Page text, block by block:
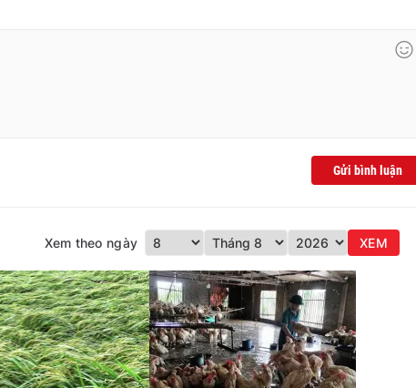
Gửi bình luận
Xem theo ngày XEM